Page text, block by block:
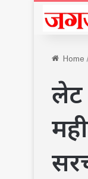
Home
लेट